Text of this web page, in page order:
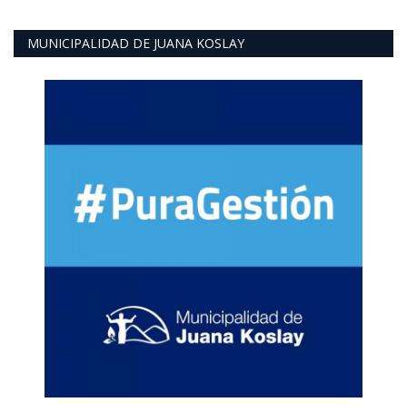
MUNICIPALIDAD DE JUANA KOSLAY